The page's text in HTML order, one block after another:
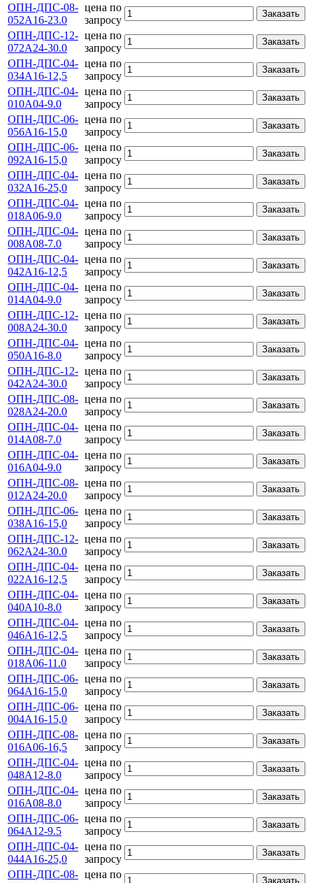
ОПН-ДПС-08-
052А16-23.0
цена по
запросу
Заказать
ОПН-ДПС-12-
072А24-30.0
цена по
запросу
Заказать
ОПН-ДПС-04-
034А16-12,5
цена по
запросу
Заказать
ОПН-ДПС-04-
010А04-9.0
цена по
запросу
Заказать
ОПН-ДПС-06-
056А16-15,0
цена по
запросу
Заказать
ОПН-ДПС-06-
092А16-15,0
цена по
запросу
Заказать
ОПН-ДПС-04-
032А16-25,0
цена по
запросу
Заказать
ОПН-ДПС-04-
018А06-9.0
цена по
запросу
Заказать
ОПН-ДПС-04-
008А08-7.0
цена по
запросу
Заказать
ОПН-ДПС-04-
042А16-12,5
цена по
запросу
Заказать
ОПН-ДПС-04-
014А04-9.0
цена по
запросу
Заказать
ОПН-ДПС-12-
008А24-30.0
цена по
запросу
Заказать
ОПН-ДПС-04-
050А16-8.0
цена по
запросу
Заказать
ОПН-ДПС-12-
042А24-30.0
цена по
запросу
Заказать
ОПН-ДПС-08-
028А24-20.0
цена по
запросу
Заказать
ОПН-ДПС-04-
014А08-7.0
цена по
запросу
Заказать
ОПН-ДПС-04-
016А04-9.0
цена по
запросу
Заказать
ОПН-ДПС-08-
012А24-20.0
цена по
запросу
Заказать
ОПН-ДПС-06-
038А16-15,0
цена по
запросу
Заказать
ОПН-ДПС-12-
062А24-30.0
цена по
запросу
Заказать
ОПН-ДПС-04-
022А16-12,5
цена по
запросу
Заказать
ОПН-ДПС-04-
040А10-8.0
цена по
запросу
Заказать
ОПН-ДПС-04-
046А16-12,5
цена по
запросу
Заказать
ОПН-ДПС-04-
018А06-11.0
цена по
запросу
Заказать
ОПН-ДПС-06-
064А16-15,0
цена по
запросу
Заказать
ОПН-ДПС-06-
004A16-15,0
цена по
запросу
Заказать
ОПН-ДПС-08-
016А06-16,5
цена по
запросу
Заказать
ОПН-ДПС-04-
048А12-8.0
цена по
запросу
Заказать
ОПН-ДПС-04-
016А08-8.0
цена по
запросу
Заказать
ОПН-ДПС-06-
064А12-9.5
цена по
запросу
Заказать
ОПН-ДПС-04-
044А16-25,0
цена по
запросу
Заказать
ОПН-ДПС-08- цена по
Заказать